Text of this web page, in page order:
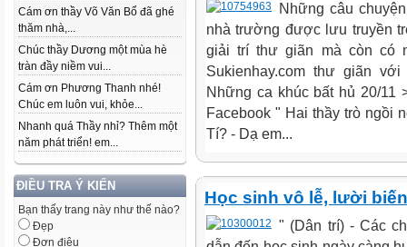
Cám ơn thầy Võ Văn Bổ đã ghé
thăm nhà,...
Chúc thầy Dương một mùa hè
tràn đầy niềm vui...
Cám ơn Phương Thanh nhé!
Chúc em luôn vui, khỏe...
Nhanh quá Thầy nhỉ? Thêm một
năm phát triển! em...
ĐIỀU TRA Ý KIẾN
Bạn thấy trang này như thế nào?
Đẹp
Đơn điệu
Những câu
nhà trường được lưu truyền
giải trí thư giãn mà còn có
Sukienhay.com thư giãn
Những ca khúc bất hủ 20/
Facebook " Hai thầy trò ngồi
Tí? - Dạ em...
Học sinh vô lễ, lười
" (Dân trí) - Các